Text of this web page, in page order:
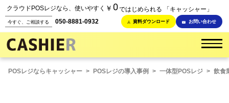
クラウドPOSレジなら、使いやすく ￥ 0ではじめられる 「キャッシャー」
今すぐ、ご相談する 050-8881-0932 資料ダウンロード お問い合わせ
POSレジならキャッシャー > POSレジの導入事例 > 一体型POSレジ > 飲食